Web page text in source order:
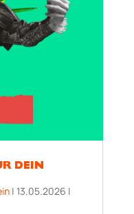
DEIN
| 13.05.2026 |